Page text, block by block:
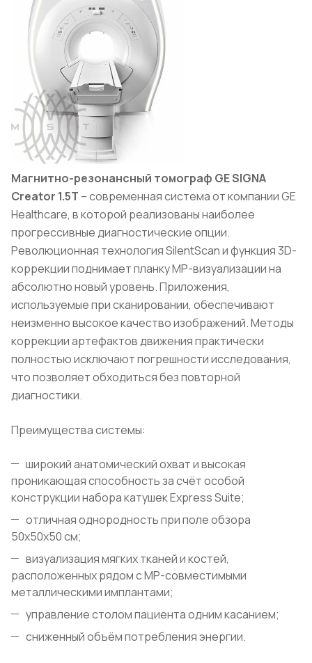
Магнитно-резонансный томограф GE SIGNA
Creator 1.5T – современная система от компании GE
Healthcare, в которой реализованы наиболее
прогрессивные диагностические опции.
Революционная технология SilentScan и функция 3D-
коррекции поднимает планку МР-визуализации на
абсолютно новый уровень. Приложения,
используемые при сканировании, обеспечивают
неизменно высокое качество изображений. Методы
коррекции артефактов движения практически
полностью исключают погрешности исследования,
что позволяет обходиться без повторной
диагностики.
Преимущества системы:
широкий анатомический охват и высокая
проникающая способность за счёт особой
конструкции набора катушек Express Suite;
отличная однородность при поле обзора
50х50х50 см;
визуализация мягких тканей и костей,
расположенных рядом с МР-совместимыми
металлическими имплантами;
управление столом пациента одним касанием;
сниженный объём потребления энергии.